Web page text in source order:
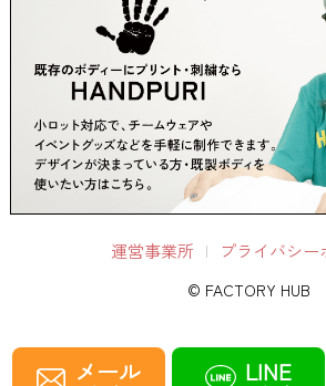
運営事業所 プライバシー
© FACTORY HUB
メール LINE